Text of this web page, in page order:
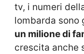
tv, i numeri
lombarda sono
un milione di
crescita anche